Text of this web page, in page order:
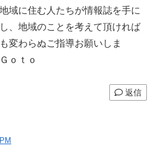
域に住む人たちが情報誌を手に
、地域のことを考えて頂ければ
変わらぬご指導お願いしま
ｏ
返信